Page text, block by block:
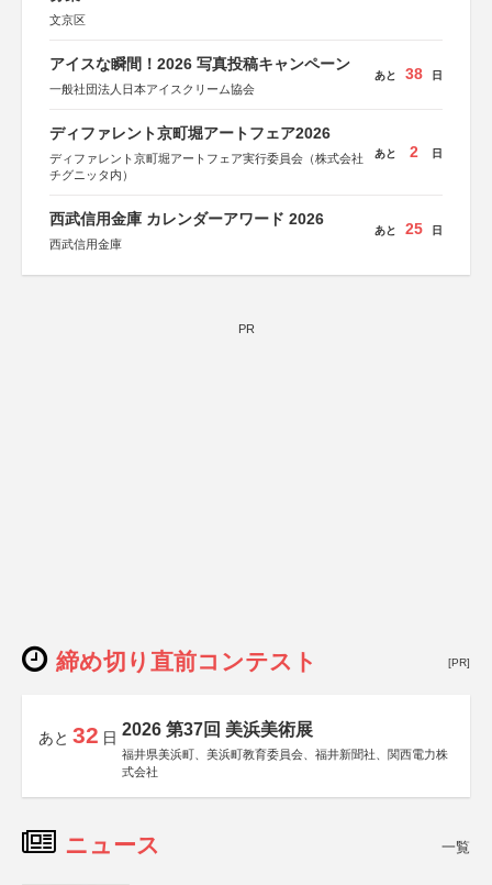
文京区
アイスな瞬間！2026 写真投稿キャンペーン
一般社団法人日本アイスクリーム協会
あと 38 日
ディファレント京町堀アートフェア2026
ディファレント京町堀アートフェア実行委員会（株式会社
チグニッタ内）
あと 2 日
西武信用金庫 カレンダーアワード 2026
西武信用金庫
あと 25 日
PR
締め切り直前コンテスト [PR]
あと 32 日 2026 第37回 美浜美術展
福井県美浜町、美浜町教育委員会、福井新聞社、関西電力株
式会社
ニュース 一覧